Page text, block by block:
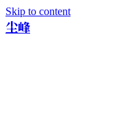
Skip to content
尘峰